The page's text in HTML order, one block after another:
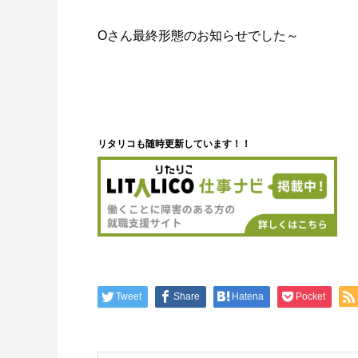
Oさん最終形態のお知らせでした～
リタリコも随時更新しています！！
Tweet Share Hatena Pocket